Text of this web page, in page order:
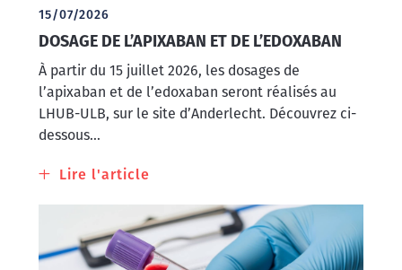
15/07/2026
DOSAGE DE L’APIXABAN ET DE L’EDOXABAN
À partir du 15 juillet 2026, les dosages de
l’apixaban et de l’edoxaban seront réalisés au
LHUB-ULB, sur le site d’Anderlecht. Découvrez ci-
dessous...
Lire l'article
de
Dosage
de